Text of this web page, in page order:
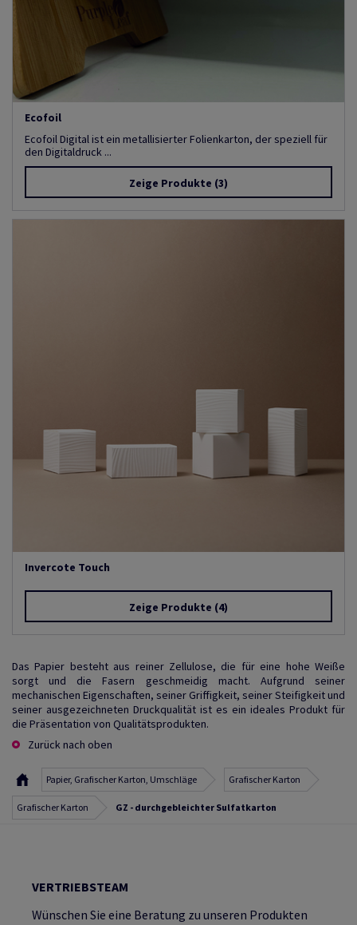
Ecofoil
Ecofoil Digital ist ein metallisierter Folienkarton, der speziell für
den Digitaldruck ...
Zeige Produkte (3)
Invercote Touch
Zeige Produkte (4)
Das Papier besteht aus reiner Zellulose, die für eine hohe Weiße
sorgt und die Fasern geschmeidig macht. Aufgrund seiner
mechanischen Eigenschaften, seiner Griffigkeit, seiner Steifigkeit und
seiner ausgezeichneten Druckqualität ist es ein ideales Produkt für
die Präsentation von Qualitätsprodukten.
Zurück nach oben
Papier, Grafischer Karton, Umschläge Grafischer Karton
Grafischer Karton GZ - durchgebleichter Sulfatkarton
VERTRIEBSTEAM
Wünschen Sie eine Beratung zu unseren Produkten